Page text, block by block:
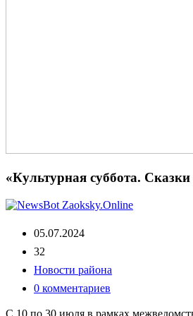
«Культурная суббота.
05.07.2024
32
Новости района
0 комментариев
С 10 по 30 июля в рамках